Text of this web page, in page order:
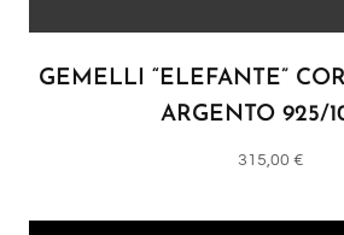
GEMELLI “ELEFANTE”
ARGENTO 925/
315,00 €